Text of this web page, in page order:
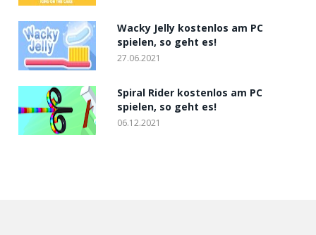
Wacky Jelly kostenlos am PC
spielen, so geht es!
27.06.2021
Spiral Rider kostenlos am PC
spielen, so geht es!
06.12.2021